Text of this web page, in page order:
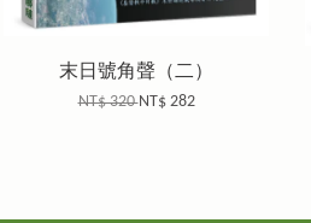
末日號角聲（二）
NT$ 320NT$ 282